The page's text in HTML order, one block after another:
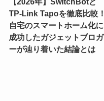
TP-Link Tapoを徹底比較！
自宅のスマートホーム化に
成功したガジェットブロガ
ーが辿り着いた結論とは